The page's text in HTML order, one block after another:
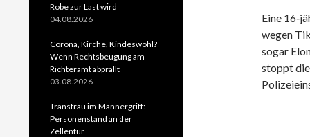
Eine
wegen
sogar
stoppt
Robe zur Last wird
04.08.2026
Corona, Kirche, Kindeswohl?
Wenn Rechtsbeugung am
Richteramt abprallt
03.08.2026
Transfrau im Männergriff:
Personenstand an der
Zellentür